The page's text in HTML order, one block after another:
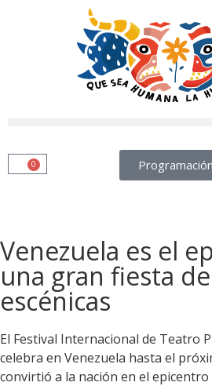
Programación
0
Venezuela es el
una gran fiesta
escénicas
El Festival Internacional de Teatro
celebra en Venezuela hasta el
convirtió a la nación en el